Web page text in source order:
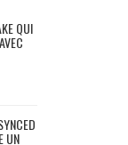
QUI
UN